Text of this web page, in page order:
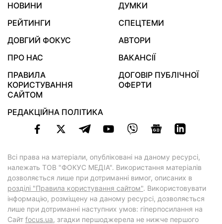
НОВИНИ
ДУМКИ
РЕЙТИНГИ
СПЕЦТЕМИ
ДОВГИЙ ФОКУС
АВТОРИ
ПРО НАС
ВАКАНСІЇ
ПРАВИЛА
КОРИСТУВАННЯ
САЙТОМ
ДОГОВІР ПУБЛІЧНОЇ
ОФЕРТИ
РЕДАКЦІЙНА ПОЛІТИКА
Всі права на матеріали, опубліковані на даному ресурсі,
належать ТОВ "ФОКУС МЕДІА". Використання матеріалів
дозволяється лише при дотриманні вимог, описаних в
розділі "Правила користування сайтом". Використовувати
інформацію, розміщену на даному ресурсі, дозволяється
лише при дотриманні наступних умов: гіперпосилання на
Cайт focus.ua, згадки першоджерела не нижче першого